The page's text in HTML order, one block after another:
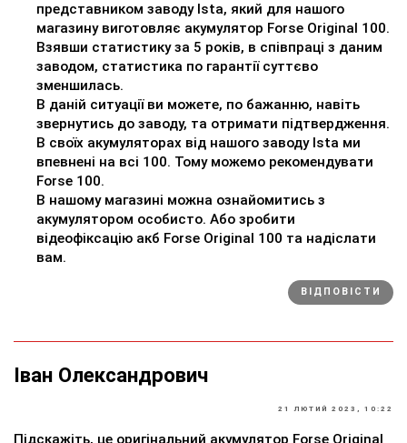
представником заводу Ista, який для нашого
магазину виготовляє акумулятор Forse Original 100.
Взявши статистику за 5 років, в співпраці з даним
заводом, статистика по гарантії суттєво
зменшилась.
В даній ситуації ви можете, по бажанню, навіть
звернутись до заводу, та отримати підтвердження.
В своїх акумуляторах від нашого заводу Ista ми
впевнені на всі 100. Тому можемо рекомендувати
Forse 100.
В нашому магазині можна ознайомитись з
акумулятором особисто. Або зробити
відеофіксацію акб Forse Original 100 та надіслати
вам.
ВІДПОВІСТИ
Іван Олександрович
21 ЛЮТИЙ 2023, 10:22
Підскажіть, це оригінальний акумулятор Forse Original